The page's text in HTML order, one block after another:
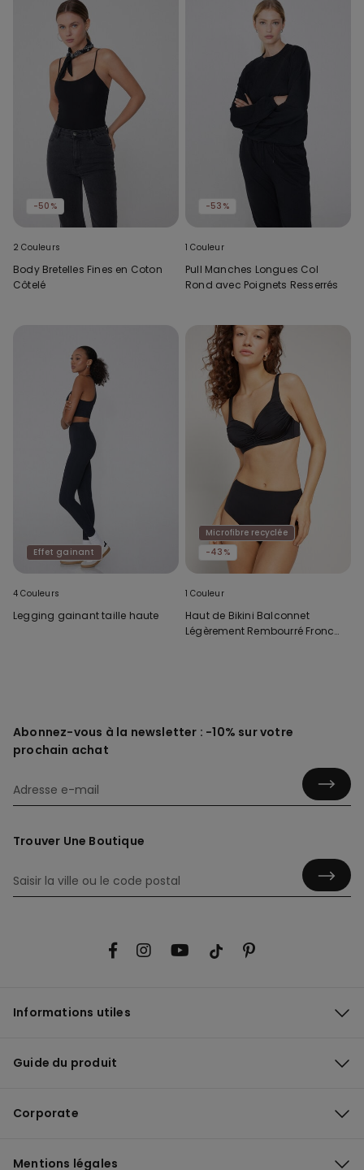
-50%
2 Couleurs
Body Bretelles Fines en Coton
Côtelé
-53%
1 Couleur
Pull Manches Longues Col
Rond avec Poignets Resserrés
Effet gainant
4 Couleurs
Legging gainant taille haute
Microfibre recyclée
-43%
1 Couleur
Haut de Bikini Balconnet
Légèrement Rembourré Froncé
Abonnez-vous à la newsletter : -10% sur votre
prochain achat
Trouver Une Boutique
Informations utiles
Guide du produit
Corporate
Mentions légales